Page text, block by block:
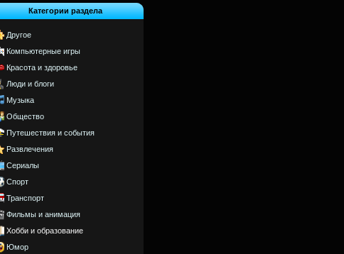
Категории раздела
Другое
Компьютерные игры
Красота и здоровье
Люди и блоги
Музыка
Общество
Путешествия и события
Развлечения
Сериалы
Спорт
Транспорт
Фильмы и анимация
Хобби и образование
Юмор